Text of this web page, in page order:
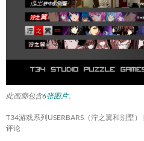
此画廊包含6张图片。
T34游戏系列USERBARS（泞之翼和别墅）
评论